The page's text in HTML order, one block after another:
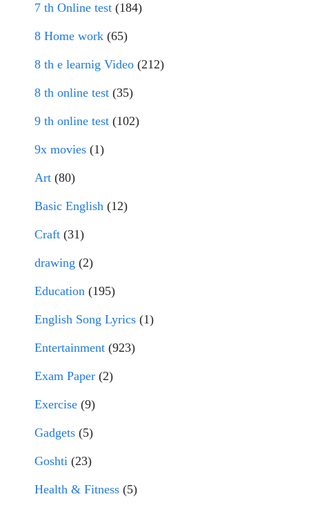
7 th Online test (184)
8 Home work (65)
8 th e learnig Video (212)
8 th online test (35)
9 th online test (102)
9x movies (1)
Art (80)
Basic English (12)
Craft (31)
drawing (2)
Education (195)
English Song Lyrics (1)
Entertainment (923)
Exam Paper (2)
Exercise (9)
Gadgets (5)
Goshti (23)
Health & Fitness (5)